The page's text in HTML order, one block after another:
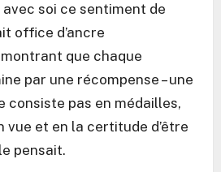
avec soi ce sentiment de
office d’ancre
que chaque
par une récompense – une
consiste pas en médailles,
vue et en la certitude d’être
pensait.